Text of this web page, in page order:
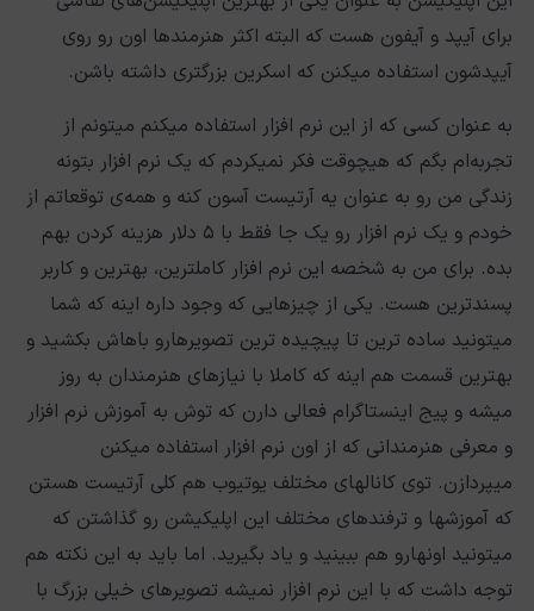
برای آیپد و آیفون ‌‌‌هست که البته اکثر هنرمندها اون رو روی
آیپدشون استفاده میکنن که اسکرین بزرگتری داشته باشن.
به عنوان کسی که از این نرم افزار استفاده میکنم میتونم از
تجربه‌ام بگم که هیچوقت فکر نمیکردم که یک نرم افزار بتونه
زندگی من رو به عنوان یه آرتیست آسون کنه و همه‌ی توقعاتم از
خودم و یک نرم افزار رو یک جا فقط با ۵ دلار هزینه کردن بهم
بده. برای من به شخصه این نرم افزار کاملترین، بهترین و کاربر
پسندترین هست. یکی از چیزهایی که وجود داره اینه که شما
میتونید ساده ترین تا پیچیده ترین تصویرهارو باهاش بکشید و
بهترین قسمت هم اینه که کاملا با نیازهای هنرمندان به روز
میشه و پیج اینستاگرام فعالی دارن که توش به آموزش نرم افزار
و معرفی هنرمندانی که از اون نرم افزار استفاده میکنن
میپردازن. توی کانالهای مختلف یوتیوب هم کلی آرتیست هستن
که آموزشها و ترفندهای مختلف این اپلیکیشن رو گذاشتن که
میتونید اونهارو هم ببینید و یاد بگیرید. اما باید به این نکته هم
توجه داشت که با این نرم افزار نمیشه تصویرهای خیلی بزرگ با